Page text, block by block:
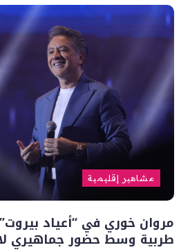
مشاهير إقليمية
مروان خوري في “أعياد
طربية وسط حضور جماهيري